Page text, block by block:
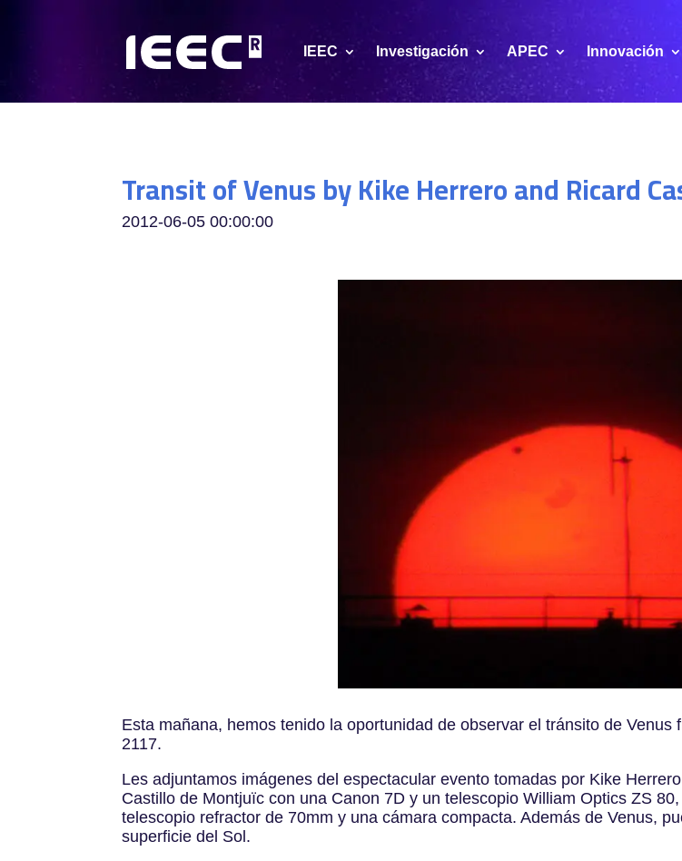
IEEC Investigación APEC Innovación
Transit of Venus by Kike Herrero and Ricard
2012-06-05 00:00:00
Esta mañana, hemos tenido la oportunidad de observar el tránsito de
2117.
Les adjuntamos imágenes del espectacular evento tomadas por Kike
Castillo de Montjuïc con una Canon 7D y un telescopio William Optics ZS
telescopio refractor de 70mm y una cámara compacta. Además de Venus,
superficie del Sol.